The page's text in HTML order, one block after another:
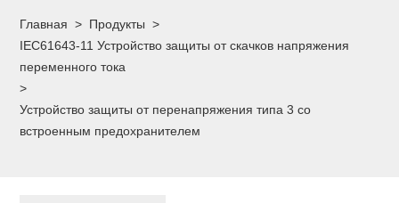
Главная > Продукты >
IEC61643-11 Устройство защиты от скачков напряжения
переменного тока
>
Устройство защиты от перенапряжения типа 3 со
встроенным предохранителем